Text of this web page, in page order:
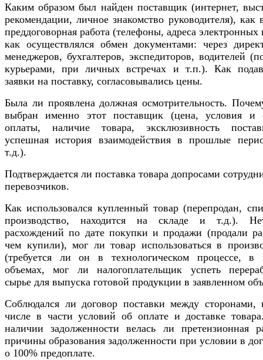
Каким образом был найден поставщик (интернет,
рекомендации, личное знакомство руководителя), как
преддоговорная работа (телефоны, адреса электронных
как осуществлялся обмен документами: через
менеджеров, бухгалтеров, экспедиторов, водителей
курьерами, при личных встречах и т.п.). Как
заявки на поставку, согласовывались цены.
Была ли проявлена должная осмотрительность.
выбран именно этот поставщик (цена, условия и
оплаты, наличие товара, эксклюзивность
успешная история взаимодействия в прошлые
т.д.).
Подтверждается ли поставка товара допросами
перевозчиков.
Как использовался купленный товар (перепродан,
производство, находится на складе и т.д.).
расхождений по дате покупки и продажи (продали
чем купили), мог ли товар использоваться в
(требуется ли он в технологическом процессе, в
объемах, мог ли налогоплательщик успеть
сырье для выпуска готовой продукции в заявленном
Соблюдался ли договор поставки между сторонами,
числе в части условий об оплате и доставке
наличии задолженности велась ли претензионная
причины образования задолженности при условии в
о 100% предоплате.